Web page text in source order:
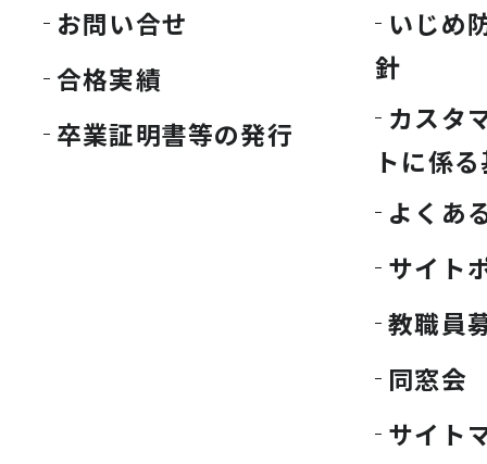
お問い合せ
合格実績
卒業証明書等の発行
いじめ
針
カスタ
トに係
よくあ
サイト
教職員
同窓会
サイト